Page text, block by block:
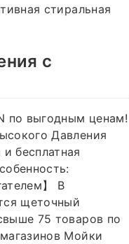
стиральная
с
по выгодным ценам!
Давления
бесплатная
】 В
щеточный
75 товаров по
Мойки